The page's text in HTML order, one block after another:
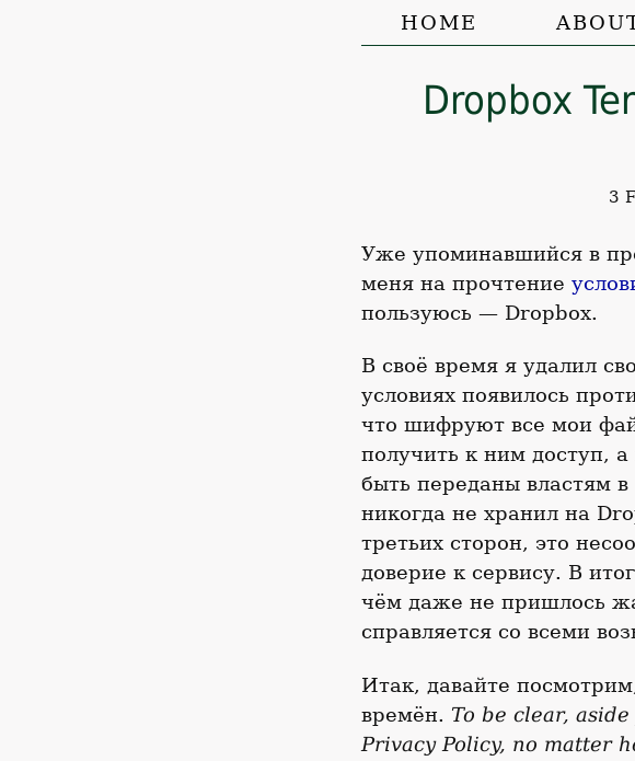
HOME
Dropbox
3
Уже упоминавшийся в
меня на прочтение
пользуюсь — Dropbox.
В своё время я удалил
условиях появилось
что шифруют все мои
получить к ним доступ,
быть переданы властям в
никогда не хранил на
третьих сторон, это
доверие к сервису. В
чём даже не пришлось
справляется со всеми
Итак, давайте
времён. To be clear,
Privacy Policy, no matter